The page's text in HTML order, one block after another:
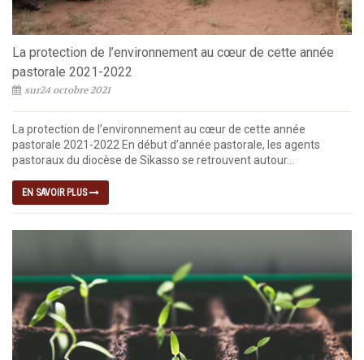
La protection de l’environnement au cœur de cette année
pastorale 2021-2022
sur24 octobre 2021
La protection de l’environnement au cœur de cette année
pastorale 2021-2022 En début d’année pastorale, les agents
pastoraux du diocèse de Sikasso se retrouvent autour...
EN SAVOIR PLUS